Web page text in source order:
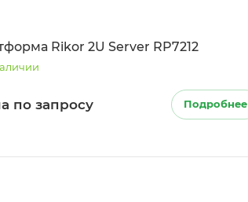
Rikor 2U Server RP7212
по запросу Подробнее